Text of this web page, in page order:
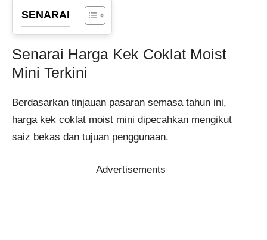
SENARAI
Senarai Harga Kek Coklat Moist
Mini Terkini
Berdasarkan tinjauan pasaran semasa tahun ini,
harga kek coklat moist mini dipecahkan mengikut
saiz bekas dan tujuan penggunaan.
Advertisements